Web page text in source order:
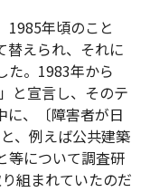
1985年頃のこと
替えられ、それに
た。1983年から
と宣言し、そのテ
に、〔障害者が日
、例えば公共建築
等について調査研
組まれていたのだ